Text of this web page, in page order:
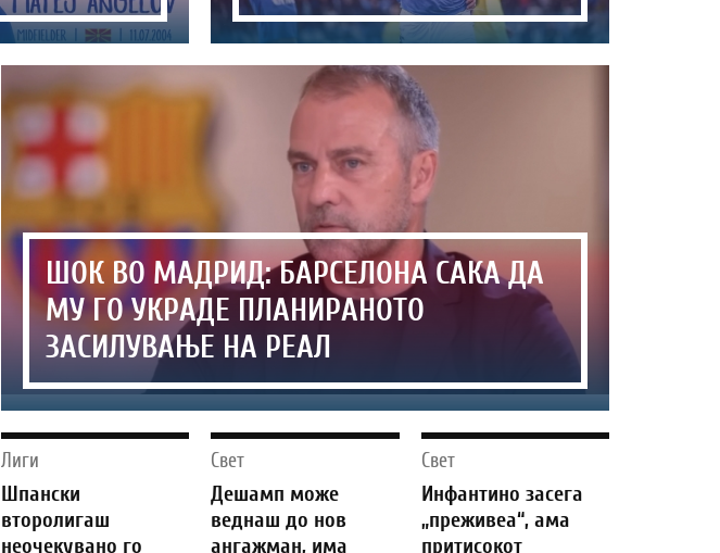
ШОК ВО МАДРИД: БАРСЕЛОНА САКА ДА
МУ ГО УКРАДЕ ПЛАНИРАНОТО
ЗАСИЛУВАЊЕ НА РЕАЛ
Лиги
Шпански
второлигаш
неочекувано го
Свет
Дешамп може
веднаш до нов
ангажман, има
Свет
Инфантино засега
„преживеа“, ама
притисокот